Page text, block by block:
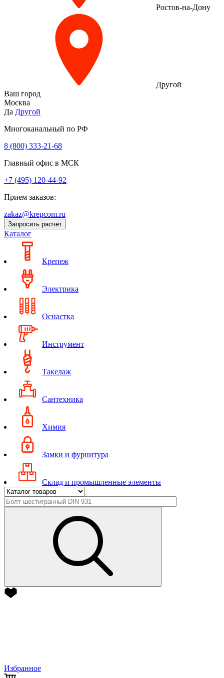
Ростов-на-Дону
Другой
Ваш город
Москва
Да Другой
Многоканальный по РФ
8 (800) 333‑21-68
Главный офис в МСК
+7 (495) 120-44-92
Прием заказов:
zakaz@krepcom.ru
Запросить расчет
Каталог
Крепеж
Электрика
Оснастка
Инструмент
Такелаж
Сантехника
Химия
Замки и фурнитура
Склад и промышленные элементы
Избранное